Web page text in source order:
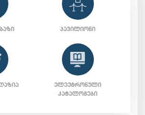
ᲞᲐᲕᲘᲚᲘᲝᲜᲘ
ᲔᲚᲔᲥᲢᲠᲝᲜᲣᲚᲘ
ᲙᲐᲢᲐᲚᲝᲒᲔᲑᲘ